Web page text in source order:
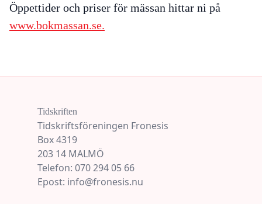
Öppettider och priser för mässan hittar ni på
www.bokmassan.se.
Tidskriften
Tidskriftsföreningen Fronesis
Box 4319
203 14 MALMÖ
Telefon: 070 294 05 66
Epost: info@fronesis.nu